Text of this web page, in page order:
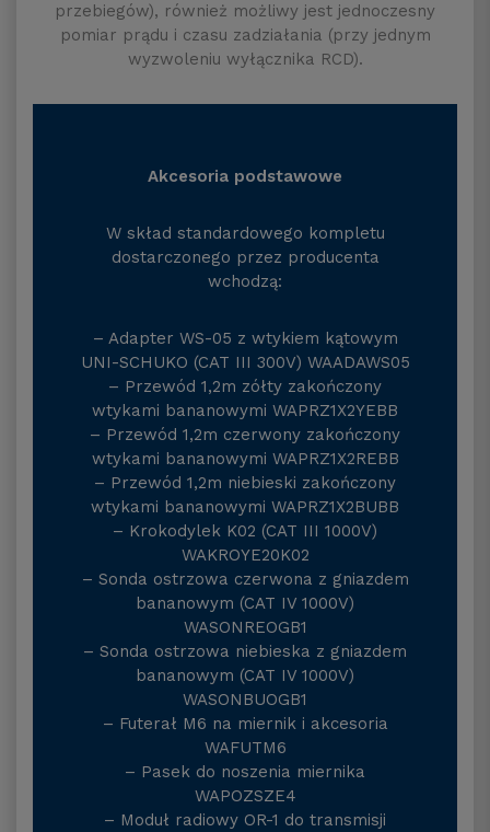
przebiegów), również możliwy jest jednoczesny
pomiar prądu i czasu zadziałania (przy jednym
wyzwoleniu wyłącznika RCD).
Akcesoria podstawowe
W skład standardowego kompletu
dostarczonego przez producenta
wchodzą:
– Adapter WS-05 z wtykiem kątowym
UNI-SCHUKO (CAT III 300V) WAADAWS05
– Przewód 1,2m zółty zakończony
wtykami bananowymi WAPRZ1X2YEBB
– Przewód 1,2m czerwony zakończony
wtykami bananowymi WAPRZ1X2REBB
– Przewód 1,2m niebieski zakończony
wtykami bananowymi WAPRZ1X2BUBB
– Krokodylek K02 (CAT III 1000V)
WAKROYE20K02
– Sonda ostrzowa czerwona z gniazdem
bananowym (CAT IV 1000V)
WASONREOGB1
– Sonda ostrzowa niebieska z gniazdem
bananowym (CAT IV 1000V)
WASONBUOGB1
– Futerał M6 na miernik i akcesoria
WAFUTM6
– Pasek do noszenia miernika
WAPOZSZE4
– Moduł radiowy OR-1 do transmisji